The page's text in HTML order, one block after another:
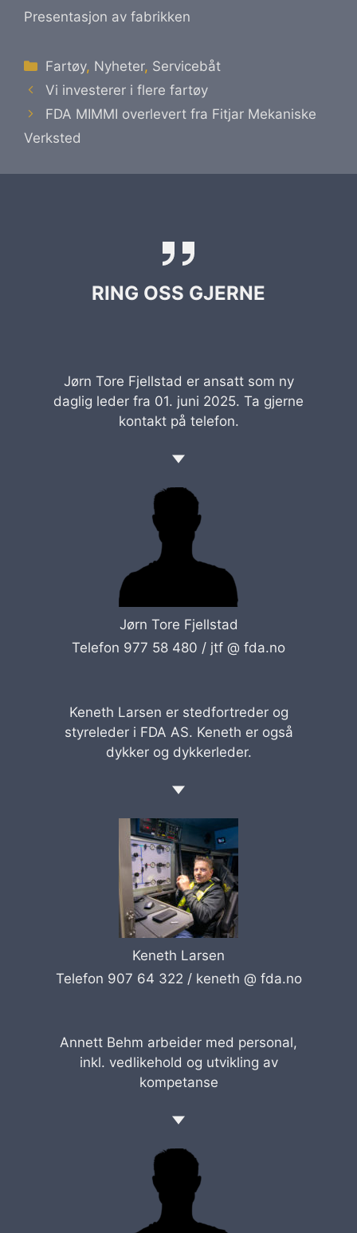
Presentasjon av fabrikken
Kategorier
Fartøy, Nyheter, Servicebåt
Vi investerer i flere fartøy
FDA MIMMI overlevert fra Fitjar Mekaniske
Verksted
RING OSS GJERNE
Jørn Tore Fjellstad er ansatt som ny
daglig leder fra 01. juni 2025. Ta gjerne
kontakt på telefon.
Jørn Tore Fjellstad
Telefon 977 58 480 / jtf @ fda.no
Keneth Larsen er stedfortreder og
styreleder i FDA AS. Keneth er også
dykker og dykkerleder.
Keneth Larsen
Telefon 907 64 322 /keneth @ fda.no
Annett Behm arbeider med personal,
inkl. vedlikehold og utvikling av
kompetanse